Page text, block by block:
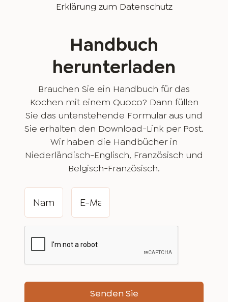
Erklärung zum Datenschutz
Handbuch
herunterladen
Brauchen Sie ein Handbuch für das
Kochen mit einem Quoco? Dann füllen
Sie das untenstehende Formular aus und
Sie erhalten den Download-Link per Post.
Wir haben die Handbücher in
Niederländisch-Englisch, Französisch und
Belgisch-Französisch.